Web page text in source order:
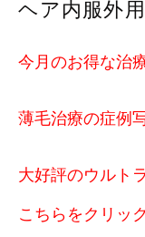
ヘア内服外
今月のお得な治
薄毛治療の症例
大好評のウルト
こちらをクリック